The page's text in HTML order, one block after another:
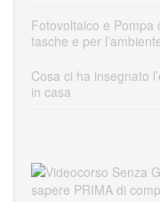
Fotovoltaico e Pompa
tasche e per
Cosa ci ha insegnato
in casa